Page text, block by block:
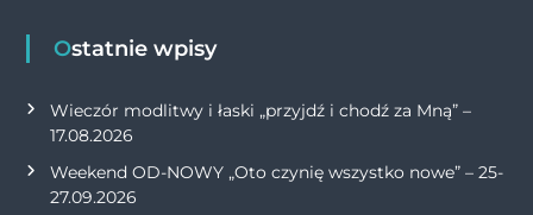
Ostatnie wpisy
Wieczór modlitwy i łaski „przyjdź i chodź za Mną” –
17.08.2026
Weekend OD-NOWY „Oto czynię wszystko nowe” – 25-
27.09.2026